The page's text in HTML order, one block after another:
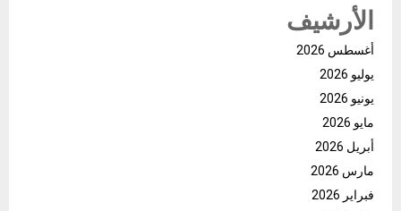
الأرشيف
أغسطس 2026
يوليو 2026
يونيو 2026
مايو 2026
أبريل 2026
مارس 2026
فبراير 2026